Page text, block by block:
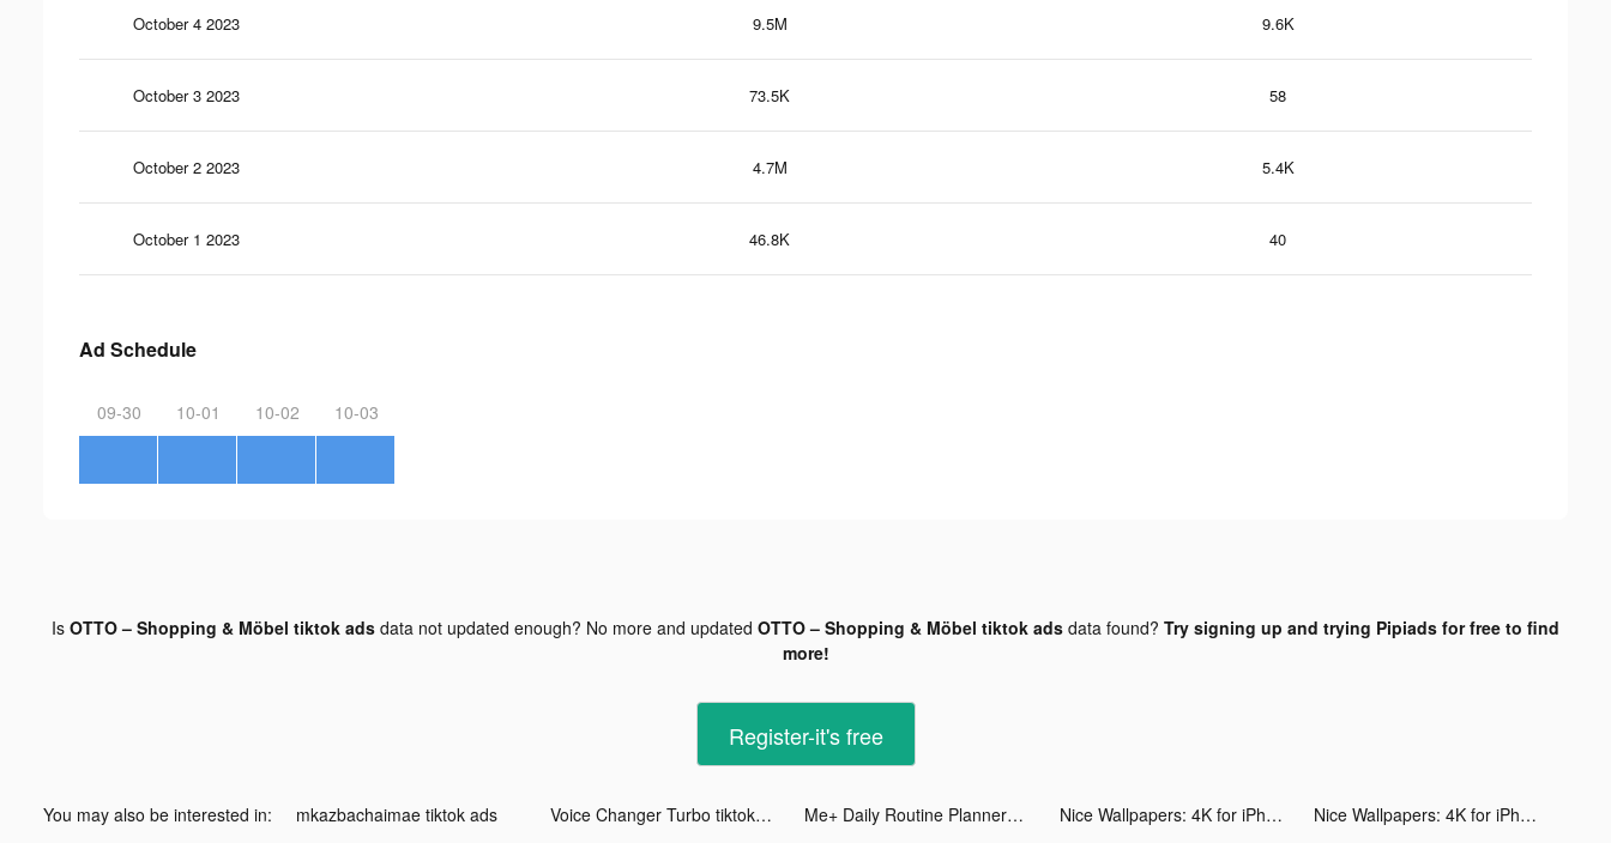
October 4 2023 9.5M 9.6K
October 3 2023 73.5K 58
October 2 2023 4.7M 5.4K
October 1 2023 46.8K 40
Ad Schedule
09-30 10-01 10-02 10-03
Is OTTO – Shopping & Möbel tiktok ads data not updated enough? No more and updated OTTO – Shopping & Möbel tiktok ads data found? Try signing up and trying Pipiads for free to find
more!
Register-it's free
You may also be interested in: mkazbachaimae tiktok ads Voice Changer Turbo tiktok ads Me+ Daily Routine Planner tiktok ads Nice Wallpapers: 4K for iPhone tiktok ads
Nice Wallpapers: 4K for iPhone tiktok ads